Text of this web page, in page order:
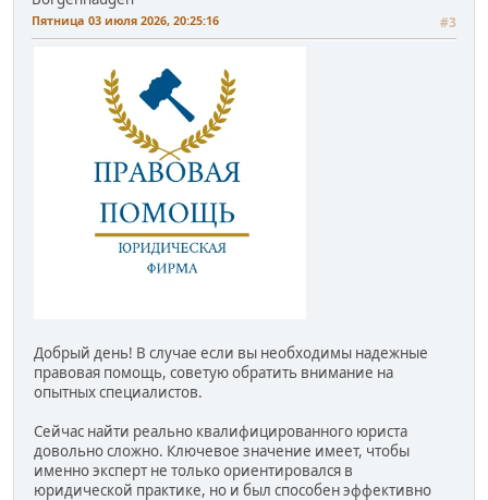
Пятница 03 июля 2026, 20:25:16 #3
Добрый день! В случае если вы необходимы надежные
правовая помощь, советую обратить внимание на
опытных специалистов.
Сейчас найти реально квалифицированного юриста
довольно сложно. Ключевое значение имеет, чтобы
именно эксперт не только ориентировался в
юридической практике, но и был способен эффективно